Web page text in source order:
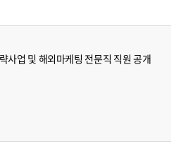
사업 및 해외마케팅 전문직 직원 공개